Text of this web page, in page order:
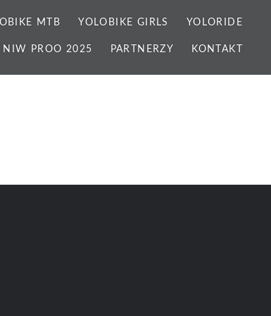
MTB YOLOBIKE GIRLS YOLORIDE
NIW PROO 2025 PARTNERZY KONTAKT